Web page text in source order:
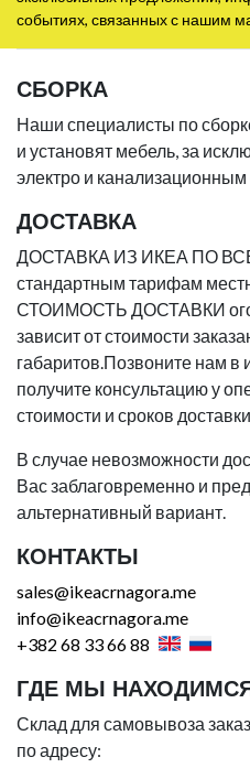
событиях, связанных с нашим
СБОРКА
Наши специалисты по
и установят мебель, за
электро и
ДОСТАВКА
ДОСТАВКА ИЗ ИКЕА ПО
стандартным тарифам
СТОИМОСТЬ ДОСТАВКИ
зависит от стоимости
габаритов.Позвоните нам в
получите консультацию у
стоимости и сроков
В случае невозможности
Вас заблаговременно и
альтернативный вариант.
КОНТАКТЫ
sales@ikeacrnagora.me
info@ikeacrnagora.me
+382 68 33 66 88
ГДЕ МЫ
Склад для самовывоза
по адресу: